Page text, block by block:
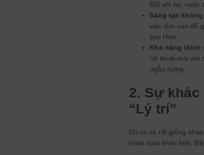
Đối với họ, cuộc
Sáng tạo
việc làm sao để
sao Hỏa.
Khả năng thích
rất thoải mái với
ngẫu hứng.
2. Sự khác
“Lý trí”
Dù có vẻ rất giống
hoàn toàn khác biệt.